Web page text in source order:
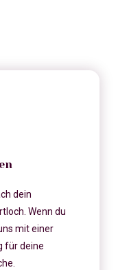
dein
Wenn du
mit einer
für deine